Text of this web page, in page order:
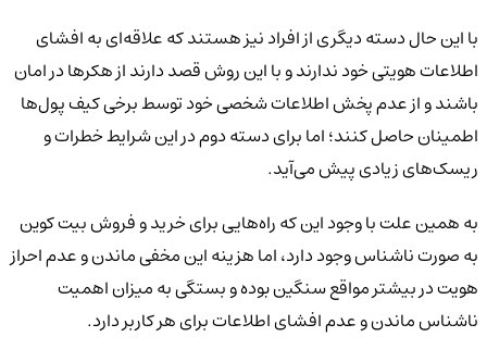
با این حال دسته دیگری از افراد نیز هستند که علاقه‌ای به افشای
اطلاعات هویتی خود ندارند و با این روش قصد دارند از هکرها در امان
باشند و از عدم پخش اطلاعات شخصی خود توسط برخی کیف پول‌ها
اطمینان حاصل کنند؛ اما برای دسته دوم در این شرایط خطرات و
ریسک‌های زیادی پیش می‌آید.
به همین علت با وجود این که راه‌هایی برای خرید و فروش بیت کوین
به صورت ناشناس وجود دارد، اما هزینه این مخفی ماندن و عدم احراز
هویت در بیشتر مواقع سنگین بوده و بستگی به میزان اهمیت
ناشناس ماندن و عدم افشای اطلاعات برای هر کاربر دارد.